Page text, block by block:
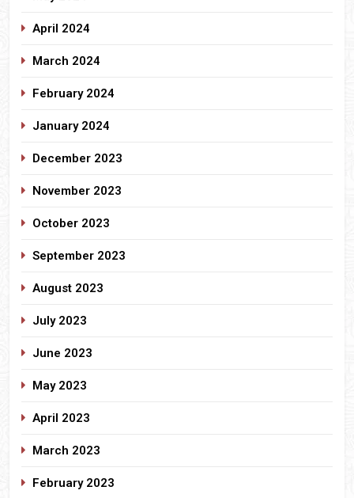
April 2024
March 2024
February 2024
January 2024
December 2023
November 2023
October 2023
September 2023
August 2023
July 2023
June 2023
May 2023
April 2023
March 2023
February 2023